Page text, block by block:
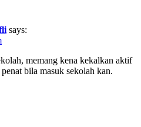
says:
memang kena kekalkan aktif
bila masuk sekolah kan.